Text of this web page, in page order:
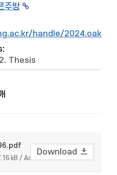
주방
handle/2024.oak/
2. Thesis
kB / Adobe PDF
Download